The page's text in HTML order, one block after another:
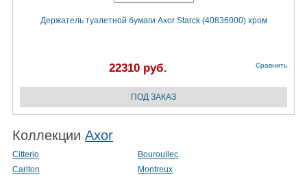
Держатель туалетной бумаги Axor Starck (40836000) хром
22310 руб. Сравнить
Коллекции Axor
Citterio
Bouroullec
Carlton
Montreux